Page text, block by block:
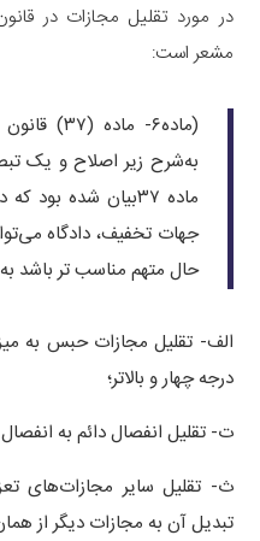
مشعر است:
به‌شرح زیر اصلاح و یک
ماده ۳۷‌بیان شده
جهات تخفیف، دادگاه
حال متهم مناسب ‌تر باشد
الف‌- تقلیل مجازات حبس به
درجه چهار و بالاتر؛
ت- تقلیل انفصال دائم به
ث- تقلیل سایر مجازات‌های
تبدیل آن به مجازات دیگر از